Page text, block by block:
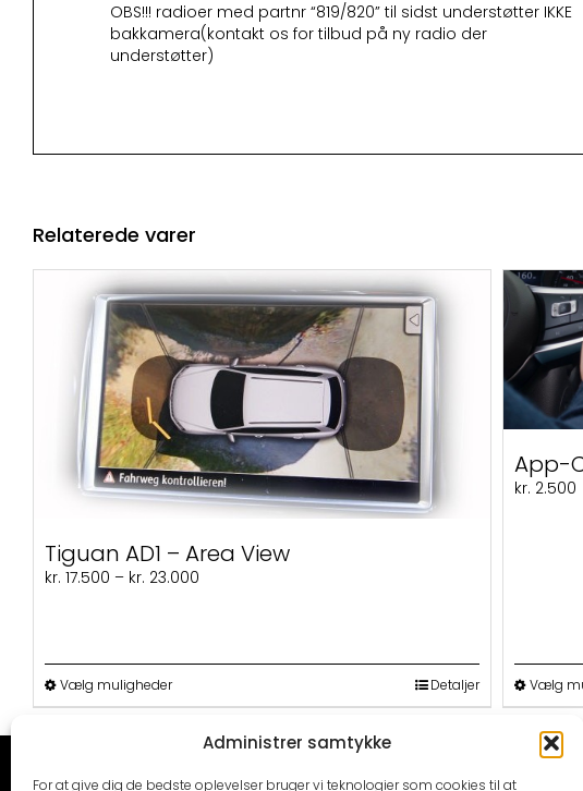
Administrer samtykke
For at give dig de bedste oplevelser bruger vi teknologier som cookies til at
OBS!!! radioer med partnr “819/820” til sidst understøtter IKKE
bakkamera(kontakt os for tilbud på ny radio der
understøtter)
Relaterede varer
Tiguan AD1 – Area View
kr. 17.500 – kr. 23.000
Vælg mulighederDette
vare
flere
Detaljer
App-
kr. 2.500
Vælg
CARTRENDS KONTAKT